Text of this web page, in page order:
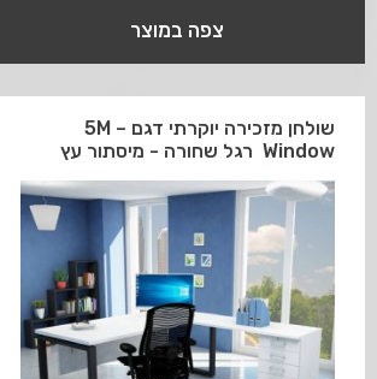
צפה במוצר
שולחן מזכירה יוקרתי דגם 5M –
Window רגל שחורה - מיסתור עץ